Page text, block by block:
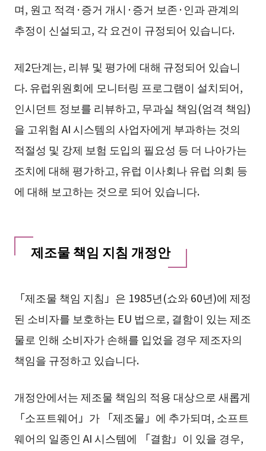
며, 원고 적격·증거 개시·증거 보존·인과 관계의
추정이 신설되고, 각 요건이 규정되어 있습니다.
제2단계는, 리뷰 및 평가에 대해 규정되어 있습니
다. 유럽위원회에 모니터링 프로그램이 설치되어,
인시던트 정보를 리뷰하고, 무과실 책임(엄격 책임)
을 고위험 AI 시스템의 사업자에게 부과하는 것의
적절성 및 강제 보험 도입의 필요성 등 더 나아가는
조치에 대해 평가하고, 유럽 이사회나 유럽 의회 등
에 대해 보고하는 것으로 되어 있습니다.
제조물 책임 지침 개정안
「제조물 책임 지침」은 1985년(쇼와 60년)에 제정
된 소비자를 보호하는 EU 법으로, 결함이 있는 제조
물로 인해 소비자가 손해를 입었을 경우 제조자의
책임을 규정하고 있습니다.
개정안에서는 제조물 책임의 적용 대상으로 새롭게
「소프트웨어」가 「제조물」에 추가되며, 소프트
웨어의 일종인 AI 시스템에 「결함」이 있을 경우,